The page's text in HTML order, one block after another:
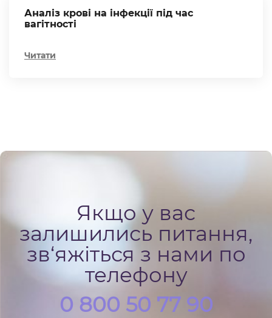
Аналіз крові на інфекції під час
вагітності
Читати
Якщо у вас
залишились питання,
зв‘яжіться з нами по
телефону
0 800 50 77 90